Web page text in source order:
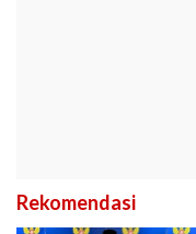
Rekomendasi